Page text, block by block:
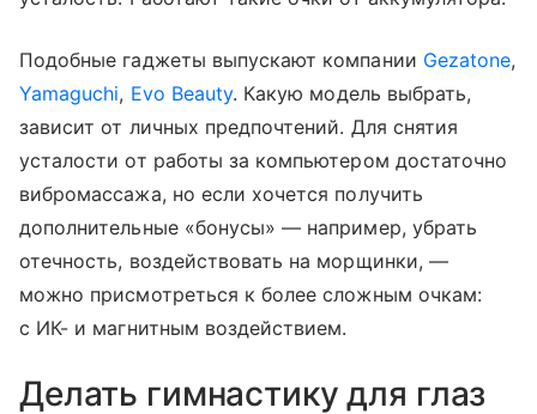
Подобные гаджеты выпускают компании Gezatone,
Yamaguchi, Evo Beauty. Какую модель выбрать,
зависит от личных предпочтений. Для снятия
усталости от работы за компьютером достаточно
вибромассажа, но если хочется получить
дополнительные «бонусы» — например, убрать
отечность, воздействовать на морщинки, —
можно присмотреться к более сложным очкам:
с ИК- и магнитным воздействием.
Делать гимнастику для глаз